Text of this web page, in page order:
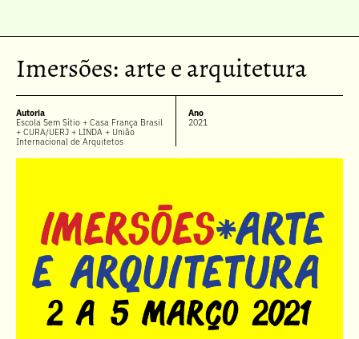
Imersões: arte e arquitetura
Autoria
Escola Sem Sítio + Casa França Brasil
+ CURA/UERJ + LINDA + União
Internacional de Arquitetos
Ano
2021